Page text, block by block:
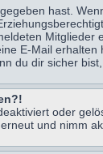
hast.
E-Mail
du dir sicher
oder
und nimm